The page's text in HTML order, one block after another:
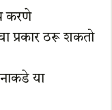
करणे
प्रकार ठरू शकतो
या